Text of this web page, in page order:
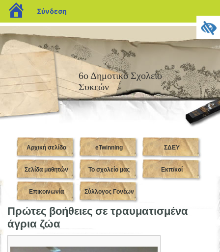
blogs.sch.gr
Σύνδεση
6ο Δημοτικό Σχολείο
Συκεών
Αρχική σελίδα eTwinning ΣΔΕΥ
Σελίδα μαθητών Το σχολείο μας Εκπ/κοί
Επικοινωνία Σύλλογος Γονέων
Πρώτες βοήθειες σε τραυματισμένα
άγρια ζώα